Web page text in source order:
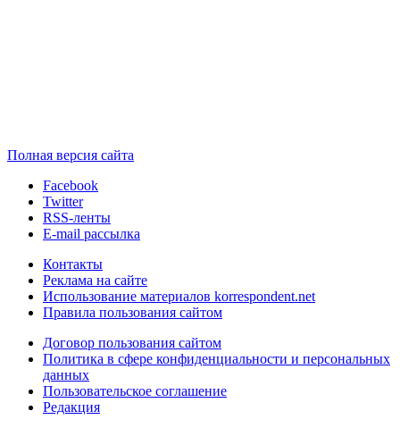
Полная версия сайта
Facebook
Twitter
RSS-ленты
E-mail рассылка
Контакты
Реклама на сайте
Использование материалов korrespondent.net
Правила пользования сайтом
Договор пользования сайтом
Политика в сфере конфиденциальности и персональных
данных
Пользовательское соглашение
Редакция